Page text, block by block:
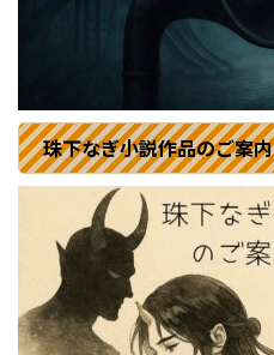
珠下なぎ小説作品のご案内